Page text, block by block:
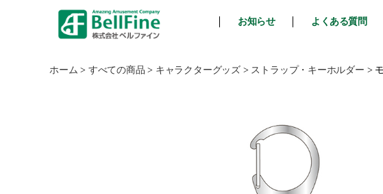
フ
お知らせ よくある質問
ホーム > すべての商品 > キャラクターグッズ > ストラップ・キーホルダー >